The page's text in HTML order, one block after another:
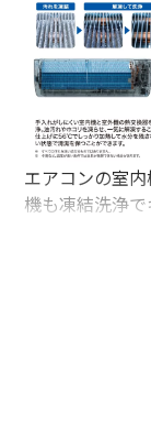
エアコンの室
機も凍結洗浄